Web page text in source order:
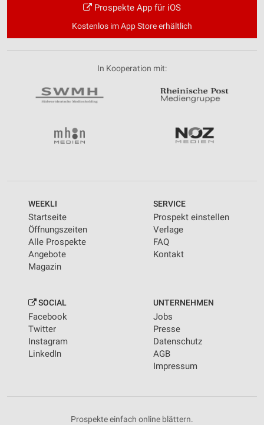
Prospekte App für iOS
Kostenlos im App Store erhältlich
In Kooperation mit:
WEEKLI
Startseite
Öffnungszeiten
Alle Prospekte
Angebote
Magazin
SERVICE
Prospekt einstellen
Verlage
FAQ
Kontakt
SOCIAL
Facebook
Twitter
Instagram
LinkedIn
UNTERNEHMEN
Jobs
Presse
Datenschutz
AGB
Impressum
Prospekte einfach online blättern.
Verwendung von Profilen zur Auswahl
personalisierter Inhalte
Messung der Performance von Inhalten
Entwicklung und Verbesserung der Angebote
Verwendung reduzierter Daten zur Auswahl von
Inhalten
IAB-Besonderheiten:
Geräte anhand von aktiv angeforderten
Nicht-IAB-Verarbeitungszwecke:
Notwendig